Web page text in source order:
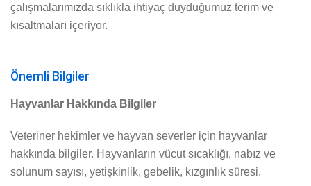
çalışmalarımızda sıklıkla ihtiyaç duyduğumuz terim ve
kısaltmaları içeriyor.
Önemli Bilgiler
Hayvanlar Hakkında Bilgiler
Veteriner hekimler ve hayvan severler için hayvanlar
hakkında bilgiler. Hayvanların vücut sıcaklığı, nabız ve
solunum sayısı, yetişkinlik, gebelik, kızgınlık süresi.